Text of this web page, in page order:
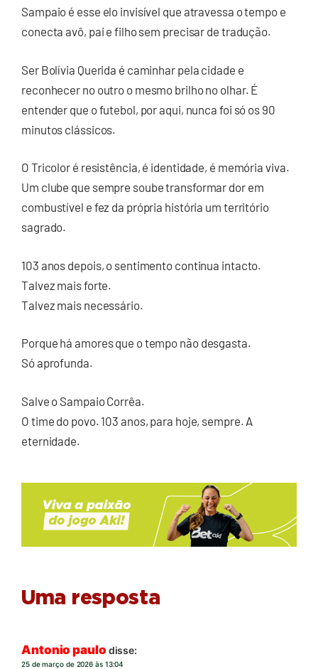
Sampaio é esse elo invisível que atravessa o tempo e
conecta avô, pai e filho sem precisar de tradução.
Ser Bolívia Querida é caminhar pela cidade e
reconhecer no outro o mesmo brilho no olhar. É
entender que o futebol, por aqui, nunca foi só os 90
minutos clássicos.
O Tricolor é resistência, é identidade, é memória viva.
Um clube que sempre soube transformar dor em
combustível e fez da própria história um território
sagrado.
103 anos depois, o sentimento continua intacto.
Talvez mais forte.
Talvez mais necessário.
Porque há amores que o tempo não desgasta.
Só aprofunda.
Salve o Sampaio Corrêa.
O time do povo. 103 anos, para hoje, sempre. A
eternidade.
Uma resposta
Antonio paulo disse:
25 de março de 2026 às 13:04